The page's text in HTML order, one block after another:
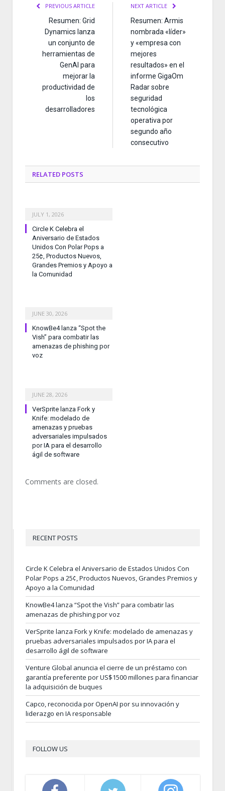
PREVIOUS ARTICLE
Resumen: Grid
Dynamics lanza
un conjunto de
herramientas de
GenAI para
mejorar la
productividad de
los
desarrolladores
NEXT ARTICLE
Resumen: Armis
nombrada «líder»
y «empresa con
mejores
resultados» en el
informe GigaOm
Radar sobre
seguridad
tecnológica
operativa por
segundo año
consecutivo
RELATED POSTS
JULY 1, 2026
Circle K Celebra el
Aniversario de Estados
Unidos Con Polar Pops a
25¢, Productos Nuevos,
Grandes Premios y Apoyo a
la Comunidad
JUNE 30, 2026
KnowBe4 lanza “Spot the
Vish” para combatir las
amenazas de phishing por
voz
JUNE 28, 2026
VerSprite lanza Fork y
Knife: modelado de
amenazas y pruebas
adversariales impulsados
por IA para el desarrollo
ágil de software
Comments are closed.
RECENT POSTS
Circle K Celebra el Aniversario de Estados Unidos Con
Polar Pops a 25¢, Productos Nuevos, Grandes Premios y
Apoyo a la Comunidad
KnowBe4 lanza “Spot the Vish” para combatir las
amenazas de phishing por voz
VerSprite lanza Fork y Knife: modelado de amenazas y
pruebas adversariales impulsados por IA para el
desarrollo ágil de software
Venture Global anuncia el cierre de un préstamo con
garantía preferente por US$1500 millones para financiar
la adquisición de buques
Capco, reconocida por OpenAI por su innovación y
liderazgo en IA responsable
FOLLOW US